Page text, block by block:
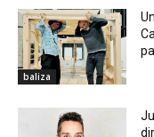
baliza